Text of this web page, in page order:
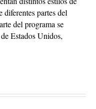
diferentes partes del
del programa se
Estados Unidos,